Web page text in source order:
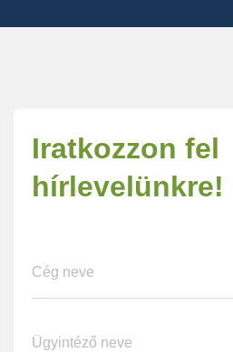
Iratkozzon fel
hírlevelünkre!